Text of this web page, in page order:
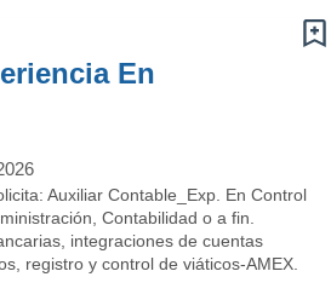
En
Auxiliar Contable_Exp. En Control
Contabilidad o a fin.
integraciones de cuentas
registro y control de viáticos-AMEX.